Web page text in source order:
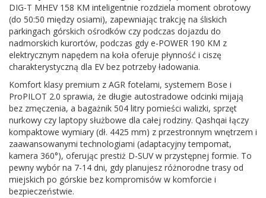
DIG-T MHEV 158 KM inteligentnie rozdziela moment obrotowy
(do 50:50 między osiami), zapewniając trakcję na śliskich
parkingach górskich ośrodków czy podczas dojazdu do
nadmorskich kurortów, podczas gdy e-POWER 190 KM z
elektrycznym napędem na koła oferuje płynność i ciszę
charakterystyczną dla EV bez potrzeby ładowania.
Komfort klasy premium z AGR fotelami, systemem Bose i
ProPILOT 2.0 sprawia, że długie autostradowe odcinki mijają
bez zmęczenia, a bagażnik 504 litry pomieści walizki, sprzęt
nurkowy czy laptopy służbowe dla całej rodziny. Qashqai łączy
kompaktowe wymiary (dł. 4425 mm) z przestronnym wnętrzem i
zaawansowanymi technologiami (adaptacyjny tempomat,
kamera 360°), oferując prestiż D-SUV w przystępnej formie. To
pewny wybór na 7-14 dni, gdy planujesz różnorodne trasy od
miejskich po górskie bez kompromisów w komforcie i
bezpieczeństwie.